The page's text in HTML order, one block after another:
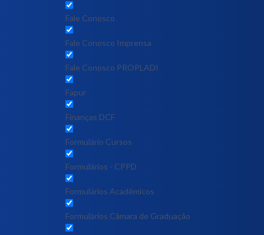
Fale Conosco
Fale Conosco Imprensa
Fale Conosco PROPLADI
Fapur
Finanças DCF
Formulário Cursos
Formulários - CPPD
Formulários Acadêmicos
Formulários Câmara de Graduação